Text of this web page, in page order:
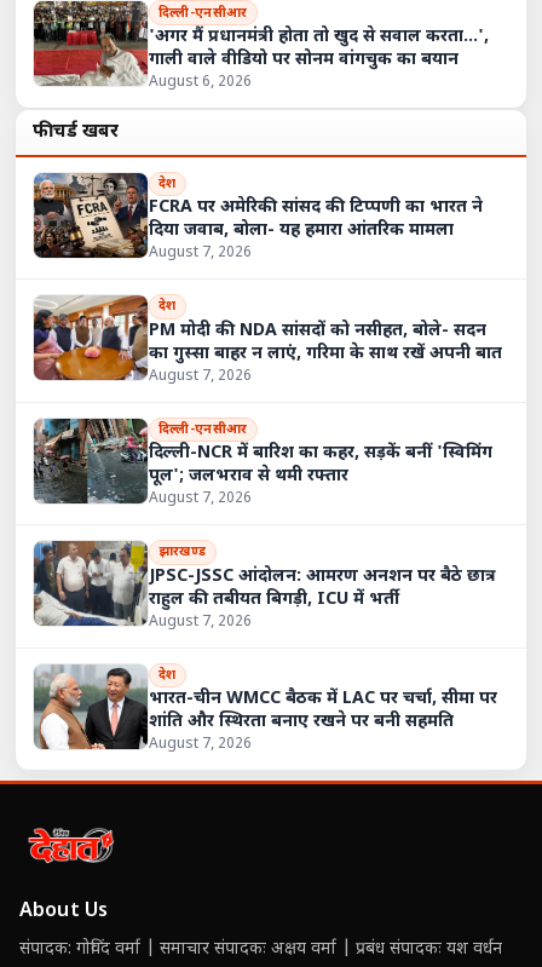
दिल्ली-एनसीआर
'अगर मैं प्रधानमंत्री होता तो खुद से सवाल करता...',
गाली वाले वीडियो पर सोनम वांगचुक का बयान
August 6, 2026
फीचर्ड खबरें
देश
FCRA पर अमेरिकी सांसद की टिप्पणी का भारत ने
दिया जवाब, बोला- यह हमारा आंतरिक मामला
August 7, 2026
देश
PM मोदी की NDA सांसदों को नसीहत, बोले- सदन
का गुस्सा बाहर न लाएं, गरिमा के साथ रखें अपनी बात
August 7, 2026
दिल्ली-एनसीआर
दिल्ली-NCR में बारिश का कहर, सड़कें बनीं 'स्विमिंग
पूल'; जलभराव से थमी रफ्तार
August 7, 2026
झारखण्ड
JPSC-JSSC आंदोलन: आमरण अनशन पर बैठे छात्र
राहुल की तबीयत बिगड़ी, ICU में भर्ती
August 7, 2026
देश
भारत-चीन WMCC बैठक में LAC पर चर्चा, सीमा पर
शांति और स्थिरता बनाए रखने पर बनी सहमति
August 7, 2026
About Us
संपादक: गोविंद वर्मा | समाचार संपादकः अक्षय वर्मा | प्रबंध संपादकः यश वर्धन